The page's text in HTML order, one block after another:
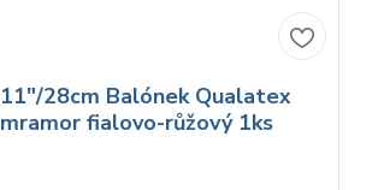
11"/28cm Balónek Qualatex
mramor fialovo-růžový 1ks